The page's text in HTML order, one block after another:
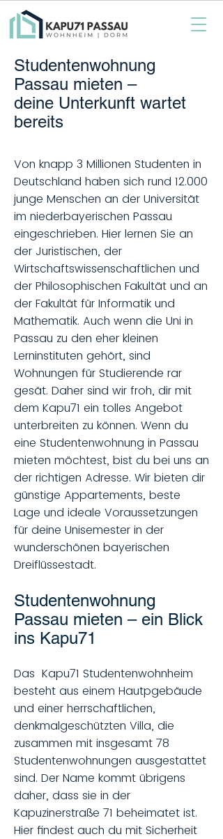
Studentenwohnung
Passau mieten –
deine Unterkunft wartet
bereits
Von knapp 3 Millionen Studenten in
Deutschland haben sich rund 12.000
junge Menschen an der Universität
im niederbayerischen Passau
eingeschrieben. Hier lernen Sie an
der Juristischen, der
Wirtschaftswissenschaftlichen und
der Philosophischen Fakultät und an
der Fakultät für Informatik und
Mathematik. Auch wenn die Uni in
Passau zu den eher kleinen
Lerninstituten gehört, sind
Wohnungen für Studierende rar
gesät. Daher sind wir froh, dir mit
dem Kapu71 ein tolles Angebot
unterbreiten zu können. Wenn du
eine Studentenwohnung in Passau
mieten möchtest, bist du bei uns an
der richtigen Adresse. Wir bieten dir
günstige Appartements, beste
Lage und ideale Voraussetzungen
für deine Unisemester in der
wunderschönen bayerischen
Dreiflüssestadt.
Studentenwohnung
Passau mieten – ein Blick
ins Kapu71
Das Kapu71 Studentenwohnheim
besteht aus einem Hautpgebäude
und einer herrschaftlichen,
denkmalgeschützten Villa, die
zusammen mit insgesamt 78
Studentenwohnungen ausgestattet
sind. Der Name kommt übrigens
daher, dass sie in der
Kapuzinerstraße 71 beheimatet ist.
Hier findest auch du mit Sicherheit